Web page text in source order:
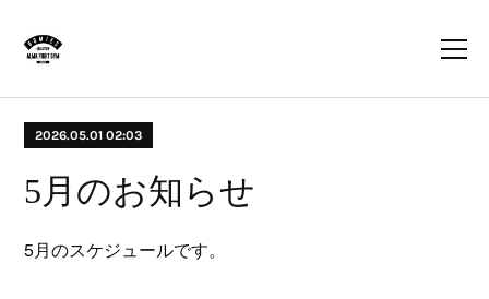
2026.05.01 02:03
5月のお知らせ
5月のスケジュールです。